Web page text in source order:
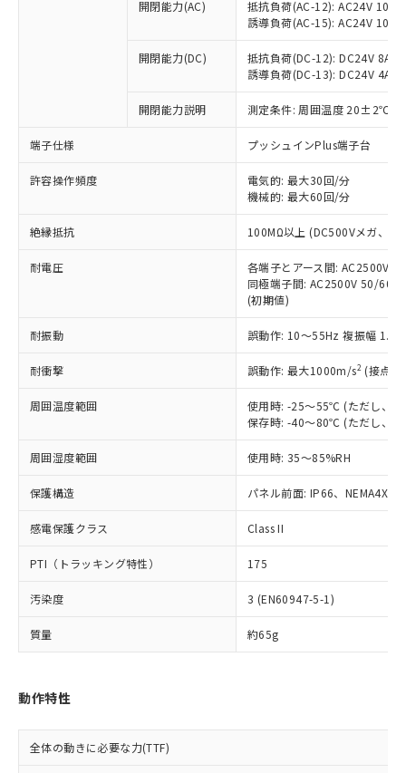
開閉能力(AC)
抵抗負荷(AC-12): AC24V 10A/
誘導負荷(AC-15): AC24V
開閉能力(DC)
抵抗負荷(DC-12): DC24V 8A/
誘導負荷(DC-13): DC24V 4A/
開閉能力説明 測定条件: 周囲温度 20±2℃、
端子仕様 プッシュインPlus端子台
許容操作頻度
電気的: 最大30回/分
機械的: 最大60回/分
絶縁抵抗 100MΩ以上 (DC500Vメガ、点
耐電圧
各端子とアース間: AC2500V
同極端子間: AC2500V 50/
(初期値)
耐振動 誤動作: 10～55Hz 複振幅
耐衝撃 誤動作: 最大1000m/s2 (接点
周囲温度範囲
使用時: -25～55℃ (ただし、氷
保存時: -40～80℃ (ただし、氷
周囲湿度範囲 使用時: 35～85%RH
保護構造 パネル前面: IP66、NEMA4X,
感電保護クラス Class II
PTI（トラッキング特性） 175
汚染度 3 (EN60947-5-1)
質量 約65g
動作特性
全体の動きに必要な力(TTF)
本サービスは、当社制御機器事業取扱
商品の当社在庫状況および標準価格
(税抜)を提供させていただくもので
当社制御機器事業取扱商品の中には、
本サービスの対象外となる商品もある
ことをご了承ください。
在庫状況および標準価格照会結果は、
記載している更新日時点での社内デー
タに基づき作成されるものであり、閲
覧された時点での実際の在庫および標
準価格とは異なる場合があることをご
正式な納期状況および標準価格はお客
様のお取引先、またはお客様担当のオ
ムロン制御機器販売店・当社販売員に
オムロン制御機器販売店や当社販売拠
販売ネットワーク
」をご確認
在庫状況および標準価格結果を当社の
事前の承諾なく第三者に漏洩または開
示しないようお願いします。
マイパーツ機能（部品リスト作成サー
ビス）をご利用いただくには、I-Web
メンバーズにご登録されている必要が
お客様が当ウェブサイト上で当社にご
登録された部品リストについて、当社
および当社の共同利用者が、当社の製
品・サービスに関するお客様との取
引・商談に必要な範囲で利用すること
※当社の共同利用者とは、 "個人情報
調査・確認中：EU RoHS指令（10物質）の
非含有の対応状況を調査中または確認中の
非該当品：ライセンス料など無形物で、有
害物質有無と関係のない商品です。
仕入先様の事情により、非含有部品として
むを得ず変更することがあります。
*EU RoHS指令（10物質）：
鉛(Pb) 1000ppm以下、 水銀(Hg) 1000ppm以下、 カド
六価クロム(Cr(Ⅵ)) 1000ppm以下、ポリ臭化ビフェニル
類(PBB) 1000ppm以下、ポリ臭化ジフェニルエーテル類
(PBDE) 1000ppm以下、フタル酸ビス(2-エチルヘキシ
ル) (DEHP)(別名：DOP) 1000ppm以下、フタル酸ブチ
ルベンジル（BBP） 1000ppm以下、フタル酸ジブチル
（DBP） 1000ppm以下、フタル酸ジイソブチル
但し、RoHS指令で産業用監視および制御機器に対する
フタル酸エステル類の４物質については閾値を超える意
図的な使用がないことを確認しています。
※2 対応予定月
部品在庫の切り替え状況などにより、予定
月が前後することがあります。
※3 非含有証明書ダウンロード
下記の非含有証明書をダウンロードするこ
EU RoHS指令（10物質）の非含有証明書
51物質の非含有証明書（当社基準）
また、RoHS指令のフタル酸エステル類４
物質の対応では、対応完了までの期間は出
「○」：最大均質材料含有率が中国RoHSの
基準値以下であることを示します。
「×」：最大均質材料含有率が中国RoHSの
基準値を超えていることを示します。
「－」：未確認です。当社販売部門へお問
*中国RoHS10物質の基準値 (GB/T26572)：
Cr(Ⅵ)(六価クロム) : 1000ppm、 PBBs(ポリ臭化ビフェ
ニル類) : 1000ppm、 PBDEs(ポリ臭化ジフェニルエーテ
DBP(フタル酸ジブチル) : 1000ppm、 DIBP(フタル酸ジ
イソブチル) : 1000ppm、 BBP(フタル酸ブチルベンジ
DEHP(フタル酸ビス(2-エチルヘキシル)) : 1000ppm
「ｅ」：有害物質（10物質）のすべてが基
準値以下であることを示します。
「10」：通常の使用状況下において有害物
質が外部に漏えいし、環境に深刻な影響を
及ぼさない年数を意味します。
「－」：未確認です。当社販売部門へお問
い合わせください。
当社は、これら貴社製品のうち、外国
為替および外国貿易法に定める商品
（以下｢規制貨物等」という）を輸出
または国外への提供する場合は、日本
国政府の輸出許可(または役務取引許
可)を取得するなどの必要な手続きを
当社は規制貨物を破棄する場合は、完
全に破砕するなど、違法に輸出されな
いよう必要な手段を講じます。
当社は貴社製品を、核兵器、ミサイ
ル、化学兵器、生物兵器またはその他
武器並びにこれらの製造装置等に一切
当社は、貴社製品を第三者に販売する
場合は、上記1、2および3の内容を当
該第三者に通知します。また当社は、
販売先および販売に係わる関係者が違
法に輸出するおそれがある場合は、取
り引きをいたしません。
キャンセル
記
一定数以上の在庫あり
一定数には満たないが在庫あり
在庫なし(最新の在庫状況につ
いては、お客様のお取引先、ま
たはお客様担当のオムロン制御
機器販売店・当社販売員にご確
空
受注生産機種、また在庫状況の
情報を公開していない機種